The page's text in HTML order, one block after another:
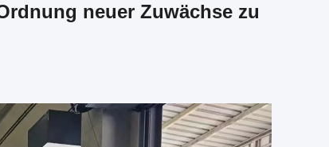
neuer Zuwächse zu